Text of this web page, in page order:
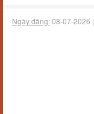
Ngày đăng:08-07-2026 |